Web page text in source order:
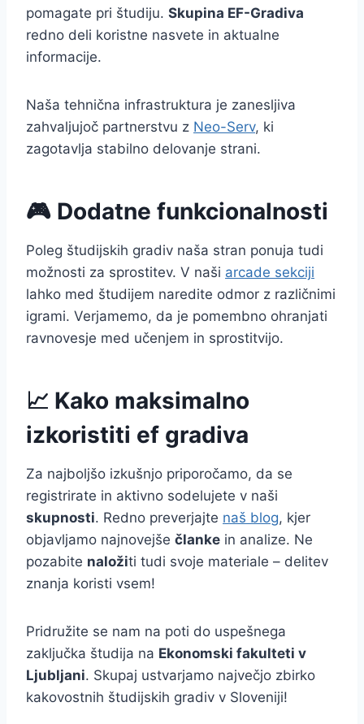
pomagate pri študiju. Skupina EF-Gradiva
redno deli koristne nasvete in aktualne
informacije.
Naša tehnična infrastruktura je zanesljiva
zahvaljujoč partnerstvu z Neo-Serv, ki
zagotavlja stabilno delovanje strani.
🎮 Dodatne funkcionalnosti
Poleg študijskih gradiv naša stran ponuja tudi
možnosti za sprostitev. V naši arcade sekciji
lahko med študijem naredite odmor z različnimi
igrami. Verjamemo, da je pomembno ohranjati
ravnovesje med učenjem in sprostitvijo.
📈 Kako maksimalno
izkoristiti ef gradiva
Za najboljšo izkušnjo priporočamo, da se
registrirate in aktivno sodelujete v naši
skupnosti. Redno preverjajte naš blog, kjer
objavljamo najnovejše članke in analize. Ne
pozabite naložiti tudi svoje materiale – delitev
znanja koristi vsem!
Pridružite se nam na poti do uspešnega
zaključka študija na Ekonomski fakulteti v
Ljubljani. Skupaj ustvarjamo največjo zbirko
kakovostnih študijskih gradiv v Sloveniji!